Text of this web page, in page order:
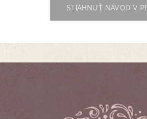
STIAHNUŤ NÁVOD V